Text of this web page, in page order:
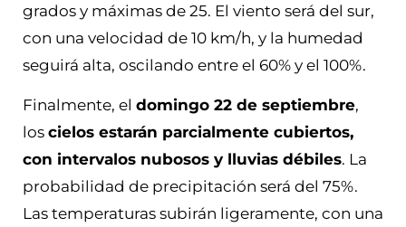
grados y máximas de 25. El viento será del sur,
con una velocidad de 10 km/h, y la humedad
seguirá alta, oscilando entre el 60% y el 100%.
Finalmente, el domingo 22 de septiembre,
los cielos estarán parcialmente cubiertos,
con intervalos nubosos y lluvias débiles. La
probabilidad de precipitación será del 75%.
Las temperaturas subirán ligeramente, con una